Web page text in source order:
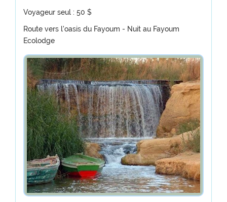
Voyageur seul : 50 $
Route vers l'oasis du Fayoum - Nuit au Fayoum
Ecolodge